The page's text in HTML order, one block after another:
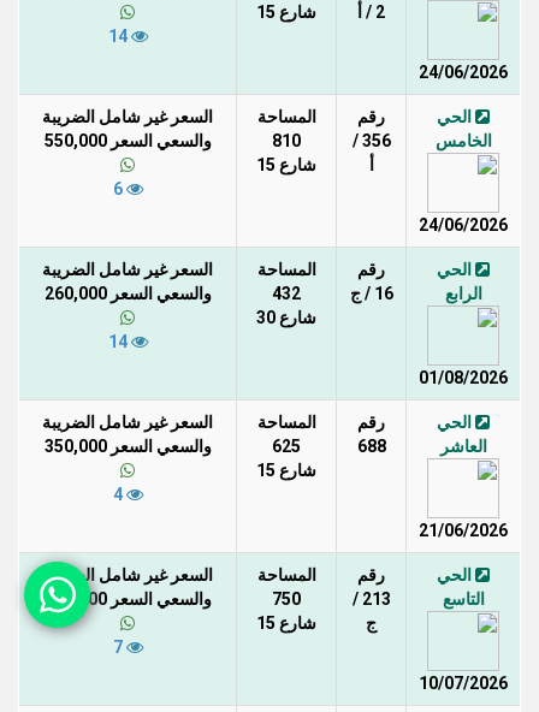
24/06/2026
2 / أ
شارع 15
14
الحي
الخامس
24/06/2026
رقم
356 /
المساحة
810
شارع 15
السعر غير شامل الضريبة
والسعي السعر 550,000
6
الحي
الرابع
01/08/2026
رقم
16 / ج
المساحة
432
شارع 30
السعر غير شامل الضريبة
والسعي السعر 260,000
14
الحي
العاشر
21/06/2026
رقم
688
المساحة
625
شارع 15
السعر غير شامل الضريبة
والسعي السعر 350,000
4
الحي
التاسع
10/07/2026
رقم
213 /
ج
المساحة
750
شارع 15
السعر غير شامل الضريبة
والسعي السعر 350,000
7